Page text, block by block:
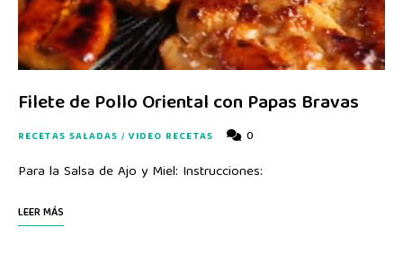
Filete de Pollo Oriental con Papas Bravas
RECETAS SALADAS /VIDEO RECETAS 0
Para la Salsa de Ajo y Miel: Instrucciones:
LEER MÁS